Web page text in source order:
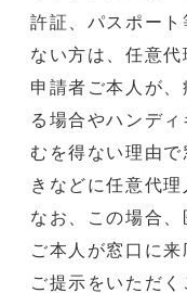
許証、パスポー
ない方は、任意代
申請者ご本人が
る場合やハンデ
むを得ない理由
きなどに任意代理
なお、この場合、
ご本人が窓口に
ご提示をいただ